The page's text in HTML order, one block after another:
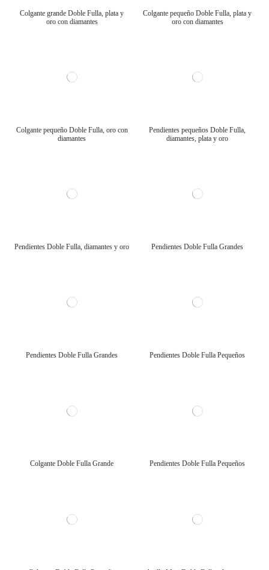
Colgante grande Doble Fulla, plata y
oro con diamantes
Colgante pequeño Doble Fulla, plata y
oro con diamantes
Colgante pequeño Doble Fulla, oro con
diamantes
Pendientes pequeños Doble Fulla,
diamantes, plata y oro
Pendientes Doble Fulla, diamantes y oro Pendientes Doble Fulla Grandes
Pendientes Doble Fulla Grandes Pendientes Doble Fulla Pequeños
Colgante Doble Fulla Grande Pendientes Doble Fulla Pequeños